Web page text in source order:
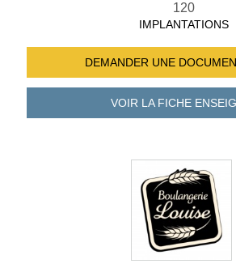
120
IMPLANTATIONS
DEMANDER UNE
VOIR LA FICHE